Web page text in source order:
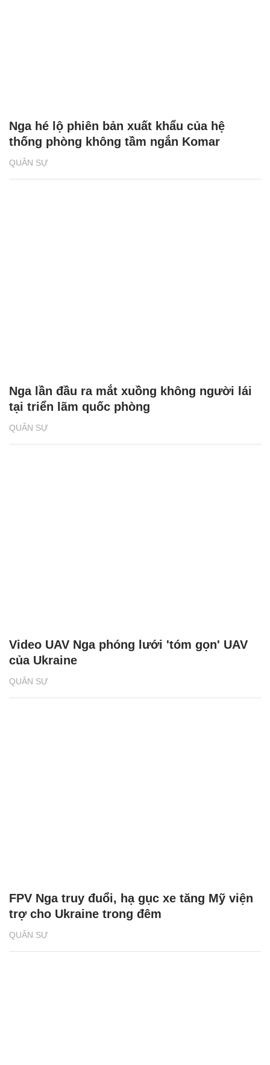
QUÂN SỰ
Nga hé lộ phiên bản xuất khẩu của hệ
thống phòng không tầm ngắn Komar
QUÂN SỰ
Nga lần đầu ra mắt xuồng không người lái
tại triển lãm quốc phòng
QUÂN SỰ
Video UAV Nga phóng lưới 'tóm gọn' UAV
của Ukraine
QUÂN SỰ
FPV Nga truy đuổi, hạ gục xe tăng Mỹ viện
trợ cho Ukraine trong đêm